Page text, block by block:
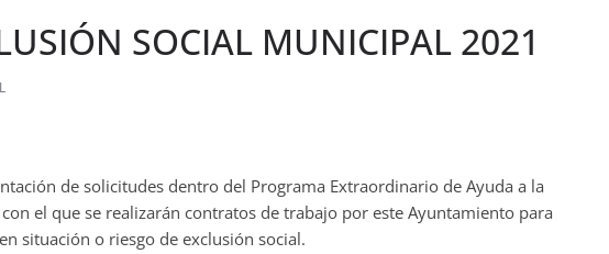
SOCIAL MUNICIPAL 2021
de solicitudes dentro del Programa Extraordinario de Ayuda a la
el que se realizarán contratos de trabajo por este Ayuntamiento para
situación o riesgo de exclusión social.